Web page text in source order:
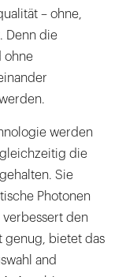
– ohne,
Denn die
ohne
werden
die
Sie
Photonen
den
genug, bietet das
and